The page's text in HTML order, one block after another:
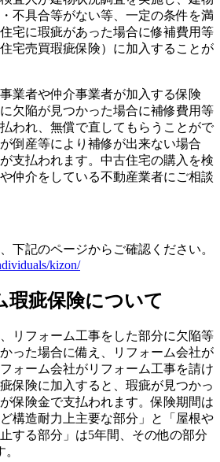
不具合等がない等、一定の条件を満
宅に瑕疵があった場合に修補費用等
宅売買瑕疵保険）に加入することが
業者や仲介事業者が加入する保険
欠陥が見つかった場合に補修費用等
われ、無償で直してもらうことがで
倒産等により補修が出来ない場合
支払われます。中古住宅の購入を検
仲介をしている不動産業者にご相談
記のページからご確認ください。
kizon/
瑕疵保険について
リフォーム工事をした部分に欠陥等
った場合に備え、リフォーム会社が
ォーム会社がリフォーム工事を請け
保険に加入すると、瑕疵が見つかっ
保険金で支払われます。保険期間は
構造耐力上主要な部分」と「屋根や
する部分」は5年間、その他の部分